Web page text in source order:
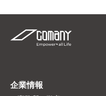
企業情報